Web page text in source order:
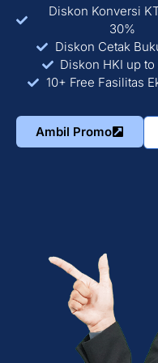
Diskon Konversi
30%
Diskon Cetak
Diskon HKI up to
10+ Free Fasilitas
Ambil Promo